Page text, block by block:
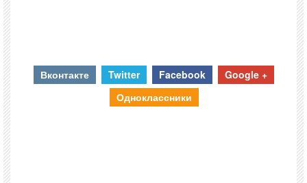
Вконтакте Twitter Facebook
Google +
Одноклассники